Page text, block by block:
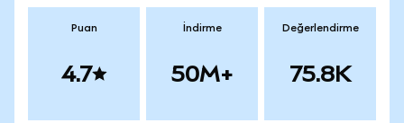
Puan
4.7
İndirme
50M+
Değerlendirme
75.8K